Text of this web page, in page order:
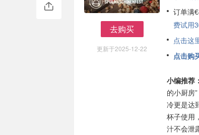
去购买
更新于2025-12-22
订单满
费试用
点击这
点击购
小编推荐：
的小厨房
冷更是达
杯子使用
汁不会泄